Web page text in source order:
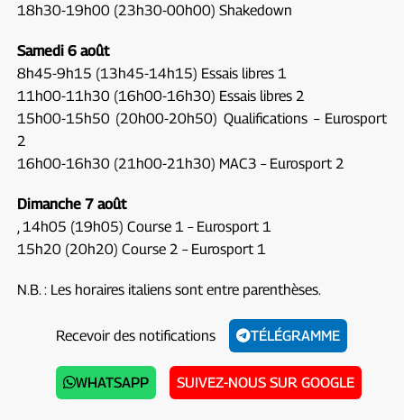
18h30-19h00 (23h30-00h00) Shakedown
Samedi 6 août
8h45-9h15 (13h45-14h15) Essais libres 1
11h00-11h30 (16h00-16h30) Essais libres 2
15h00-15h50 (20h00-20h50) Qualifications – Eurosport
2
16h00-16h30 (21h00-21h30) MAC3 – Eurosport 2
Dimanche 7 août
, 14h05 (19h05) Course 1 – Eurosport 1
15h20 (20h20) Course 2 – Eurosport 1
N.B. : Les horaires italiens sont entre parenthèses.
Recevoir des notifications TÉLÉGRAMME
WHATSAPP SUIVEZ-NOUS SUR GOOGLE